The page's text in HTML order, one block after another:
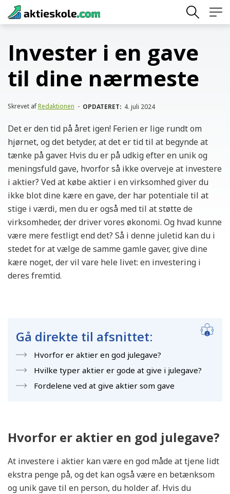
Skip
to
Invester i en gave
til dine nærmeste
Skrevet afRedaktionen - OPDATERET: 4. juli 2024
Det er den tid på året igen! Ferien er lige rundt om
hjørnet, og det betyder, at det er tid til at begynde at
tænke på gaver. Hvis du er på udkig efter en unik og
meningsfuld gave, hvorfor så ikke overveje at investere
i aktier? Ved at købe aktier i en virksomhed giver du
ikke blot dine kære en gave, der har potentiale til at
stige i værdi, men du er også med til at støtte de
virksomheder, der driver vores økonomi. Og hvad kunne
være mere festligt end det? Så i denne juletid kan du i
stedet for at vælge de samme gamle gaver, give dine
kære noget, der vil vare hele livet: en investering i
deres fremtid.
Gå direkte til afsnittet:
Hvorfor er aktier en god julegave?
Hvilke typer aktier er gode at give i julegave?
Fordelene ved at give aktier som gave
Hvorfor er aktier en god julegave?
At investere i aktier kan være en god måde at tjene lidt
ekstra penge på, og det kan også være en betænksom
og unik gave til en person, du holder af. Hvis du